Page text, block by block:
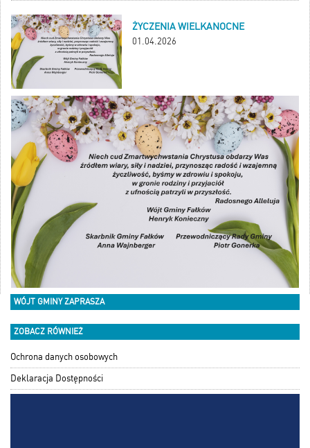
ŻYCZENIA WIELKANOCNE
01.04.2026
WÓJT GMINY ZAPRASZA
ZOBACZ RÓWNIEŻ
Ochrona danych osobowych
Deklaracja Dostępności